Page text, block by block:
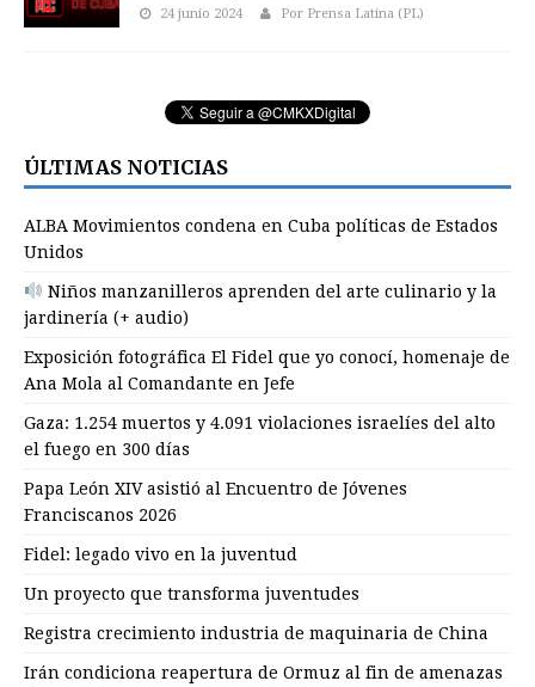
24 junio 2024 Por Prensa Latina (PL)
ÚLTIMAS NOTICIAS
ALBA Movimientos condena en Cuba políticas de Estados
Unidos
Niños manzanilleros aprenden del arte culinario y la
jardinería (+ audio)
Exposición fotográfica El Fidel que yo conocí, homenaje de
Ana Mola al Comandante en Jefe
Gaza: 1.254 muertos y 4.091 violaciones israelíes del alto
el fuego en 300 días
Papa León XIV asistió al Encuentro de Jóvenes
Franciscanos 2026
Fidel: legado vivo en la juventud
Un proyecto que transforma juventudes
Registra crecimiento industria de maquinaria de China
Irán condiciona reapertura de Ormuz al fin de amenazas